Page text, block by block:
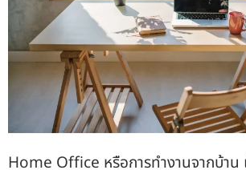
Home Office หรือการทำงานจากบ้าน